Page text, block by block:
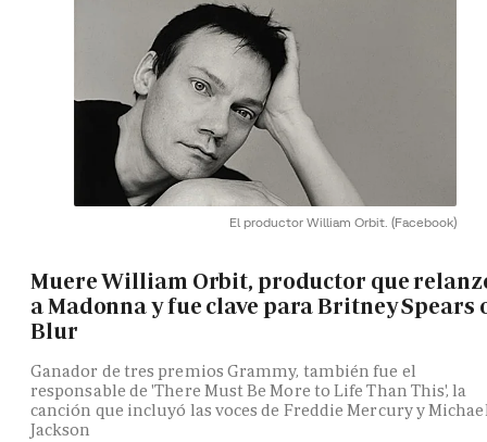
El productor William Orbit. (Facebook)
Muere William Orbit, productor que
a Madonna y fue clave para Britney Spears
Blur
Ganador de tres premios Grammy, también fue el
responsable de 'There Must Be More to Life Than This', la
canción que incluyó las voces de Freddie Mercury y
Jackson